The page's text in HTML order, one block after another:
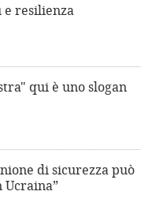
e resilienza
qui è uno slogan
di sicurezza può
Ucraina”